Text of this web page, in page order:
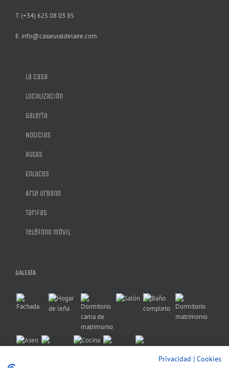
T. (+34) 625 08 03 85
E. info@casaruraldelaire.com
La casa
Localización
Galería
Noticias
Rutas
Enlaces
Arte Urbano
Tarifas
Teléfono móvil
GALERÍA
Privacidad | Cookies